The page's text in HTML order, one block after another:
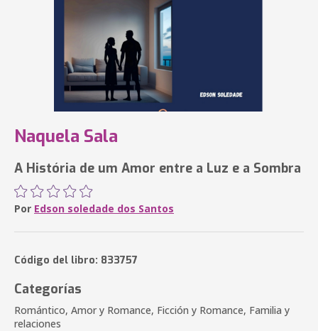
Naquela Sala
A História de um Amor entre a Luz e a Sombra
Por Edson soledade dos Santos
Código del libro: 833757
Categorías
Romántico, Amor y Romance, Ficción y Romance, Familia y
relaciones